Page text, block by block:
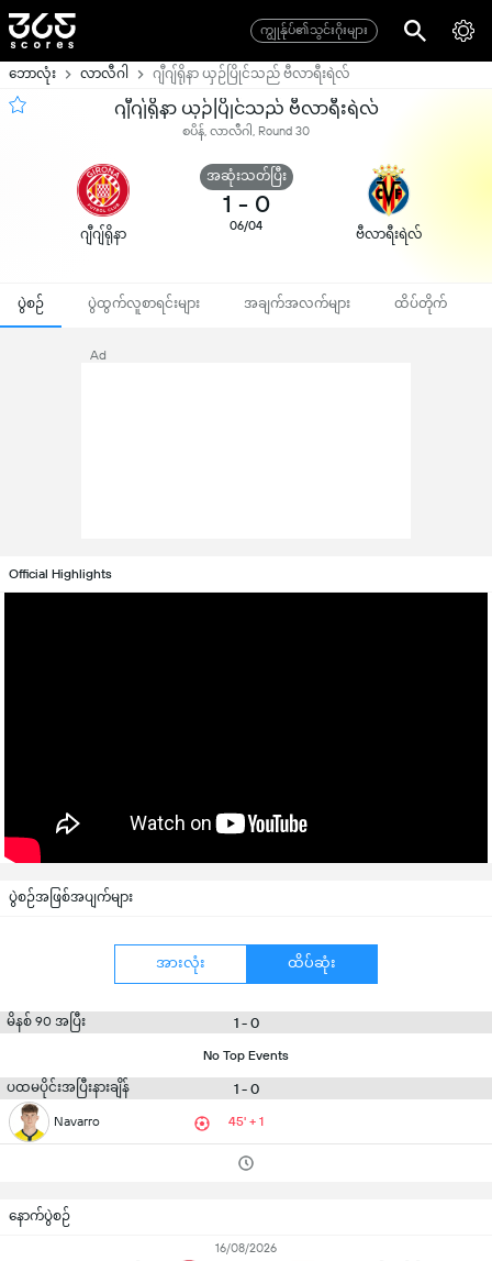
ကျွုန်ုပ်၏သွင်းဂိုးများ
ဘောလုံး လာလီဂါ ဂျီဂျ်ရိုနာ ယှဉ်ပြိုင်သည် ဗီလာရီးရဲလ်
ဂျီဂျ်ရိုနာ ယှဉ်ပြိုင်သည် ဗီလာရီးရဲလ်
စပိန်, လာလီဂါ, Round 30
ဂျီဂျ်ရိုနာ
အဆုံးသတ်ပြီး
1 - 0
06/04
ဗီလာရီးရဲလ်
ပွဲစဉ် ပွဲထွက်လူစာရင်းများ အချက်အလက်များ ထိပ်တိုက်
Ad
Official Highlights
ပွဲစဉ်အဖြစ်အပျက်များ
အားလုံး ထိပ်ဆုံး
မိနစ် 90 အပြီး 1 - 0
No Top Events
ပထမပိုင်းအပြီးနားချိန် 1 - 0
Navarro 45' + 1
နောက်ပွဲစဉ်
16/08/2026